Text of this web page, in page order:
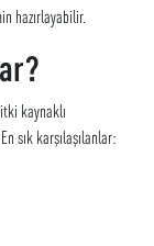
hazırlayabilir.
kaynaklı
sık karşılaşılanlar: